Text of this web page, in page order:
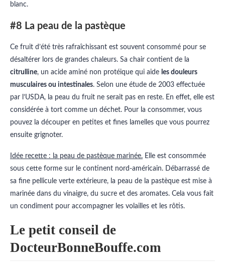
blanc.
#8 La peau de la pastèque
Ce fruit d’été très rafraîchissant est souvent consommé pour se
désaltérer lors de grandes chaleurs. Sa chair contient de la
citrulline, un acide aminé non protéique qui aide les douleurs
musculaires ou intestinales. Selon une étude de 2003 effectuée
par l’USDA, la peau du fruit ne serait pas en reste. En effet, elle est
considérée à tort comme un déchet. Pour la consommer, vous
pouvez la découper en petites et fines lamelles que vous pourrez
ensuite grignoter.
Idée recette : la peau de pastèque marinée. Elle est consommée
sous cette forme sur le continent nord-américain. Débarrassé de
sa fine pellicule verte extérieure, la peau de la pastèque est mise à
marinée dans du vinaigre, du sucre et des aromates. Cela vous fait
un condiment pour accompagner les volailles et les rôtis.
Le petit conseil de
DocteurBonneBouffe.com